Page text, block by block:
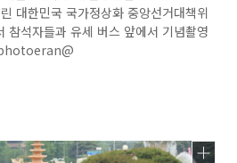
대한민국 국가정상화 중앙선거대책위
참석자들과 유세 버스 앞에서 기념촬영
photoeran@